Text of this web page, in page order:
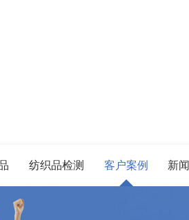
纺织品检测 客户案例 新